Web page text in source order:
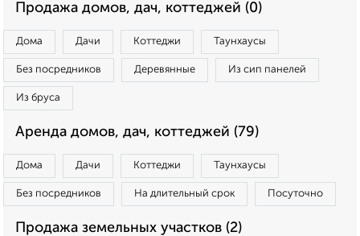
Продажа домов, дач, коттеджей (0)
Дома Дачи Коттеджи Таунхаусы
Без посредников Деревянные Из сип панелей
Из бруса
Аренда домов, дач, коттеджей (79)
Дома Дачи Коттеджи Таунхаусы
Без посредников На длительный срок Посуточно
Продажа земельных участков (2)